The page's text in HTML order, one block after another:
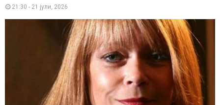
21:30 - 21 јули, 2026